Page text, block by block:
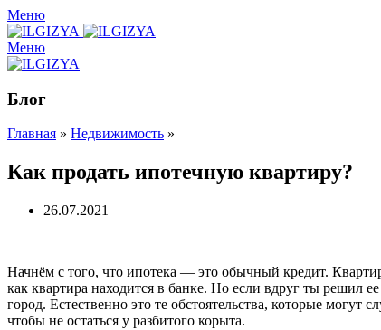
Меню
Меню
Блог
Главная » Недвижимость »
Как продать ипотечную квартиру?
26.07.2021
Начнём с того, что ипотека — это обычный кредит.
как квартира находится в банке. Но если вдруг ты решил
город. Естественно это те обстоятельства, которые
чтобы не остаться у разбитого корыта.